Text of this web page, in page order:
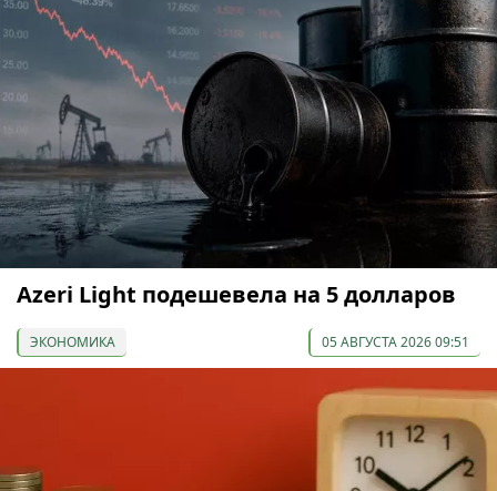
Azeri Light подешевела на 5 долларов
ЭКОНОМИКА 05 АВГУСТА 2026 09:51